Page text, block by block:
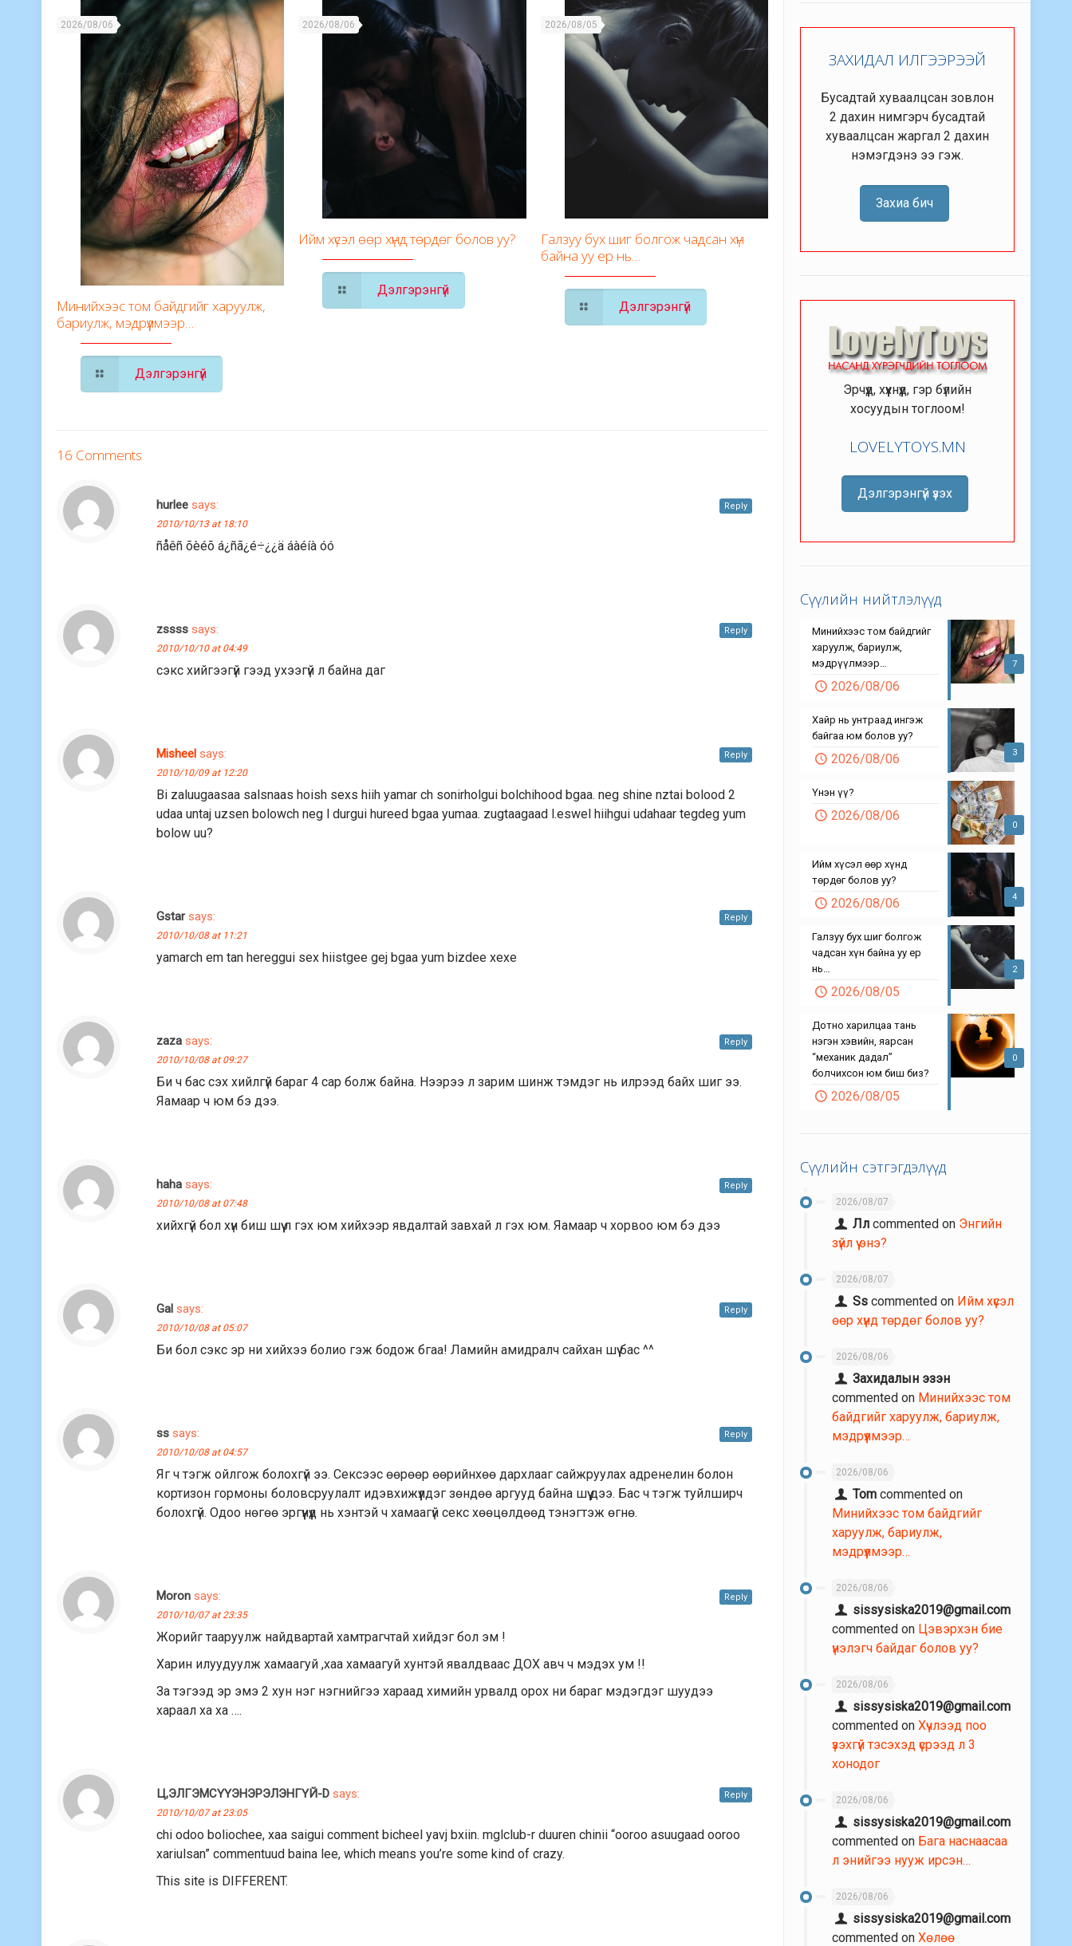
2026/08/06
Минийхээс том байдгийг харуулж,
бариулж, мэдрүүлмээр…
Дэлгэрэнгүй
2026/08/06
Ийм хүсэл өөр хүнд төрдөг болов уу?
Дэлгэрэнгүй
2026/08/05
Галзуу бух шиг болгож чадсан хүн
байна уу ер нь…
Дэлгэрэнгүй
16 Comments
hurlee says:
2010/10/13 at 18:10
ñåêñ õèéõ á¿ñã¿é÷¿¿ä áàéíà óó
Reply
zssss says:
2010/10/10 at 04:49
сэкс хийгээгүй гээд ухээгүй л байна даг
Reply
Misheel says:
2010/10/09 at 12:20
Bi zaluugaasaa salsnaas hoish sexs hiih yamar ch sonirholgui bolchihood bgaa. neg shine nztai bolood 2
udaa untaj uzsen bolowch neg l durgui hureed bgaa yumaa. zugtaagaad l.eswel hiihgui udahaar tegdeg yum
bolow uu?
Reply
Gstar says:
2010/10/08 at 11:21
yamarch em tan hereggui sex hiistgee gej bgaa yum bizdee xexe
Reply
zaza says:
2010/10/08 at 09:27
Би ч бас сэх хийлгүй бараг 4 сар болж байна. Нээрээ л зарим шинж тэмдэг нь илрээд байх шиг ээ.
Яамаар ч юм бэ дээ.
Reply
haha says:
2010/10/08 at 07:48
хийхгүй бол хүн биш шүү л гэх юм хийхээр явдалтай завхай л гэх юм. Яамаар ч хорвоо юм бэ дээ
Reply
Gal says:
2010/10/08 at 05:07
Би бол сэкс эр ни хийхээ болио гэж бодож бгаа! Ламийн амидралч сайхан шүү бас ^^
Reply
ss says:
2010/10/08 at 04:57
Яг ч тэгж ойлгож болохгүй ээ. Сексээс өөрөөр өөрийнхөө дархлааг сайжруулах адренелин болон
кортизон гормоны боловсруулалт идэвхижүүлдэг зөндөө аргууд байна шүү дээ. Бас ч тэгж туйлширч
болохгүй. Одоо нөгөө эргүүнүүд нь хэнтэй ч хамаагүй секс хөөцөлдөөд тэнэгтэж өгнө.
Reply
Moron says:
2010/10/07 at 23:35
Жорийг тааруулж найдвартай хамтрагчтай хийдэг бол эм !
Харин илуудуулж хамаагуй ,хаа хамаагуй хунтэй явалдваас ДОX авч ч мэдэх ум !!
За тэгээд эр эмэ 2 хун нэг нэгнийгээ хараад химийн урвалд орох ни бараг мэдэгдэг шуудээ
хараал ха ха ….
Reply
Ц,ЭЛГЭМСҮҮЭНЭРЭЛЭНГҮЙ-D says:
2010/10/07 at 23:05
chi odoo boliochee, xaa saigui comment bicheel yavj bxiin. mglclub-r duuren chinii “ooroo asuugaad ooroo
xariulsan” commentuud baina lee, which means you’re some kind of crazy.
This site is DIFFERENT.
Reply
ЗАХИДАЛ ИЛГЭЭРЭЭЙ
Бусадтай хуваалцсан зовлон
2 дахин нимгэрч бусадтай
хуваалцсан жаргал 2 дахин
нэмэгдэнэ ээ гэж.
Захиа бич
Эрчүүд, хүүхнүүд, гэр бүлийн
хосуудын тоглоом!
LOVELYTOYS.MN
Дэлгэрэнгүй үзэх
Сүүлийн нийтлэлүүд
7
Минийхээс том байдгийг
харуулж, бариулж,
мэдрүүлмээр…
2026/08/06
3
Хайр нь унтраад ингэж
байгаа юм болов уу?
2026/08/06
0
Үнэн үү?
2026/08/06
4
Ийм хүсэл өөр хүнд
төрдөг болов уу?
2026/08/06
2
Галзуу бух шиг болгож
чадсан хүн байна уу ер
нь…
2026/08/05
0
Дотно харилцаа тань
нэгэн хэвийн, яарсан
“механик дадал”
болчихсон юм биш биз?
2026/08/05
Сүүлийн сэтгэгдэлүүд
2026/08/07
Лл commented on Энгийн
зүйл үү энэ?
2026/08/07
Ss commented on Ийм хүсэл
өөр хүнд төрдөг болов уу?
2026/08/06
Захидалын эзэн
commented on Минийхээс том
байдгийг харуулж, бариулж,
мэдрүүлмээр…
2026/08/06
Tom commented on
Минийхээс том байдгийг
харуулж, бариулж,
мэдрүүлмээр…
2026/08/06
sissysiska2019@gmail.com
commented on Цэвэрхэн бие
үнэлэгч байдаг болов уу?
2026/08/06
sissysiska2019@gmail.com
commented on Хүчлээд поо
үзэхгүй тэсэхэд үсрээд л 3
хонодог
2026/08/06
sissysiska2019@gmail.com
commented on Бага наснаасаа
л энийгээ нууж ирсэн…
2026/08/06
sissysiska2019@gmail.com
commented on Хөлөө